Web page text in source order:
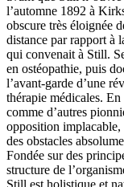
l’automne 1892 à
obscure très éloignée
distance par rapport à
qui convenait à Still.
en ostéopathie, puis
l’avant-garde d’une
thérapie médicales.
comme d’autres
opposition implacable,
des obstacles
Fondée sur des
structure de
Still est holistique et